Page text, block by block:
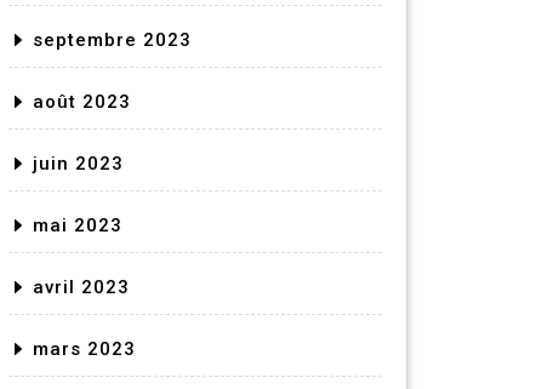
septembre 2023
août 2023
juin 2023
mai 2023
avril 2023
mars 2023